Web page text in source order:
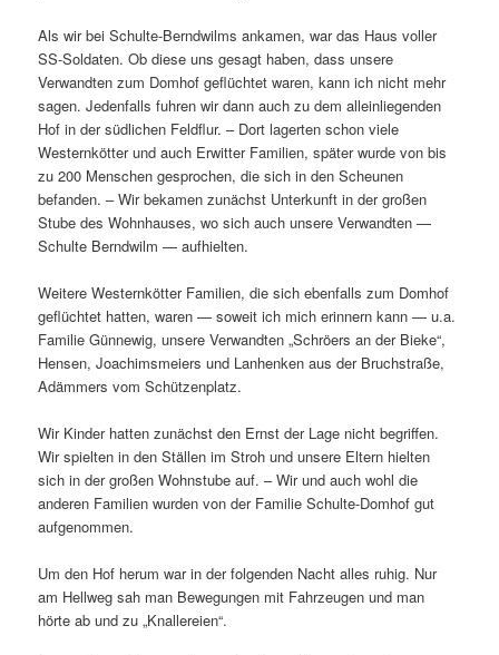
Als wir bei Schulte-Berndwilms ankamen, war das Haus voller
SS-Soldaten. Ob diese uns gesagt haben, dass unsere
Verwandten zum Domhof geflüchtet waren, kann ich nicht mehr
sagen. Jedenfalls fuhren wir dann auch zu dem alleinliegenden
Hof in der südlichen Feldflur. – Dort lagerten schon viele
Westernkötter und auch Erwitter Familien, später wurde von bis
zu 200 Menschen gesprochen, die sich in den Scheunen
befanden. – Wir bekamen zunächst Unterkunft in der großen
Stube des Wohnhauses, wo sich auch unsere Verwandten —
Schulte Berndwilm — aufhielten.
Weitere Westernkötter Familien, die sich ebenfalls zum Domhof
geflüchtet hatten, waren — soweit ich mich erinnern kann — u.a.
Familie Günnewig, unsere Verwandten „Schröers an der Bieke“,
Hensen, Joachimsmeiers und Lanhenken aus der Bruchstraße,
Adämmers vom Schützenplatz.
Wir Kinder hatten zunächst den Ernst der Lage nicht begriffen.
Wir spielten in den Ställen im Stroh und unsere Eltern hielten
sich in der großen Wohnstube auf. – Wir und auch wohl die
anderen Familien wurden von der Familie Schulte-Domhof gut
aufgenommen.
Um den Hof herum war in der folgenden Nacht alles ruhig. Nur
am Hellweg sah man Bewegungen mit Fahrzeugen und man
hörte ab und zu „Knallereien“.